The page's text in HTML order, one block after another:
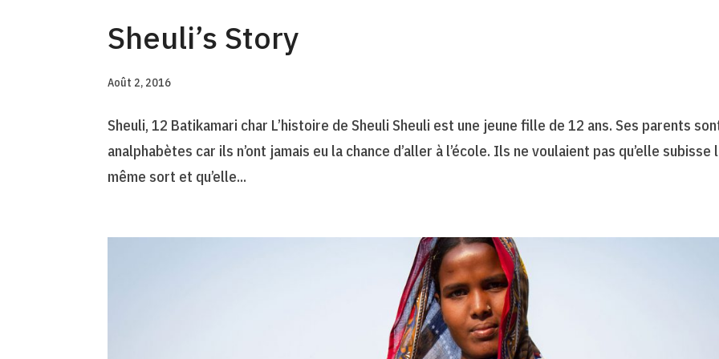
Sheuli’s Story
Août 2, 2016
Sheuli, 12 Batikamari char L’histoire de Sheuli Sheuli est une jeune fille de 12 ans. Ses parents
analphabètes car ils n’ont jamais eu la chance d’aller à l’école. Ils ne voulaient pas qu’elle subisse
même sort et qu’elle...